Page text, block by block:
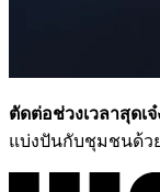
ตัดต่อช่วงเวลาสุดเ
แบ่งปันกับชุมชนด้ว